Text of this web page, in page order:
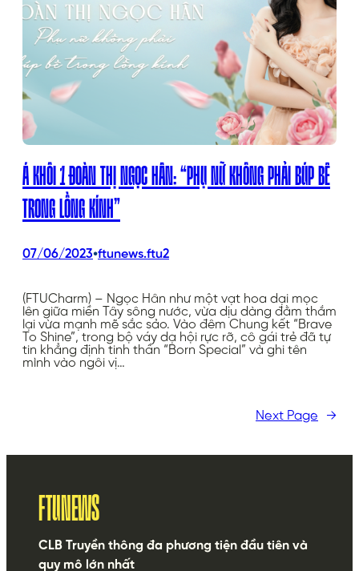
Á KHÔI 1 ĐOÀN THỊ NGỌC HÂN: “PHỤ NỮ KHÔNG PHẢI BÚP BÊ
TRONG LỒNG KÍNH”
07/06/2023•ftunews.ftu2
(FTUCharm) – Ngọc Hân như một vạt hoa dại mọc
lên giữa miền Tây sông nước, vừa dịu dàng đằm thắm
lại vừa mạnh mẽ sắc sảo. Vào đêm Chung kết “Brave
To Shine”, trong bộ váy dạ hội rực rỡ, cô gái trẻ đã tự
tin khẳng định tinh thần “Born Special” và ghi tên
mình vào ngôi vị…
Next Page →
FTUNEWS
CLB Truyền thông đa phương tiện đầu tiên và
quy mô lớn nhất